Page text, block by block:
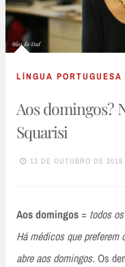
LÍNGUA PORTUGUESA
Aos domingos?
Squarisi
13 DE OUTUBRO DE 2019
Aos domingos= todos
Há médicos que preferem
abre aos domingos. Os